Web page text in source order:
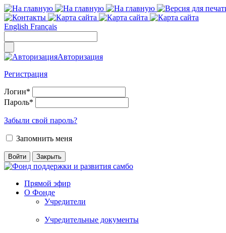
English Français
Авторизация
Регистрация
Логин*
Пароль*
Забыли свой пароль?
Запомнить меня
Прямой эфир
О Фонде
Учредители
Учредительные документы